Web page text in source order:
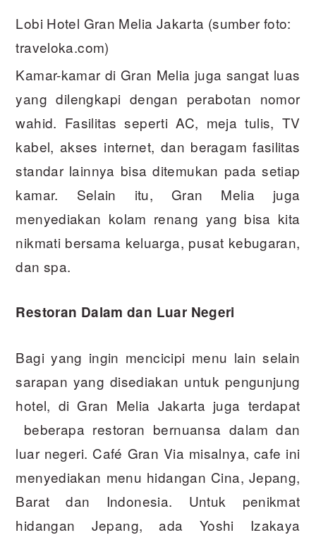
Lobi Hotel Gran Melia Jakarta (sumber foto:
traveloka.com)
Kamar-kamar di Gran Melia juga sangat luas
yang dilengkapi dengan perabotan nomor
wahid. Fasilitas seperti AC, meja tulis, TV
kabel, akses internet, dan beragam fasilitas
standar lainnya bisa ditemukan pada setiap
kamar. Selain itu, Gran Melia juga
menyediakan kolam renang yang bisa kita
nikmati bersama keluarga, pusat kebugaran,
dan spa.
Restoran Dalam dan Luar Negeri
Bagi yang ingin mencicipi menu lain selain
sarapan yang disediakan untuk pengunjung
hotel, di Gran Melia Jakarta juga terdapat
beberapa restoran bernuansa dalam dan
luar negeri. Café Gran Via misalnya, cafe ini
menyediakan menu hidangan Cina, Jepang,
Barat dan Indonesia. Untuk penikmat
hidangan Jepang, ada Yoshi Izakaya